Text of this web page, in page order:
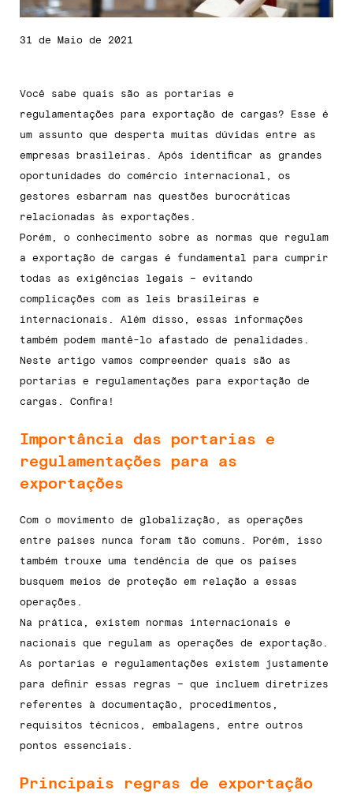
31 de Maio de 2021
Você sabe quais são as portarias e
regulamentações para exportação de cargas? Esse é
um assunto que desperta muitas dúvidas entre as
empresas brasileiras. Após identificar as grandes
oportunidades do comércio internacional, os
gestores esbarram nas questões burocráticas
relacionadas às exportações.
Porém, o conhecimento sobre as normas que regulam
a exportação de cargas é fundamental para cumprir
todas as exigências legais – evitando
complicações com as leis brasileiras e
internacionais. Além disso, essas informações
também podem mantê-lo afastado de penalidades.
Neste artigo vamos compreender quais são as
portarias e regulamentações para exportação de
cargas. Confira!
Importância das portarias e
regulamentações para as
exportações
Com o movimento de globalização, as operações
entre países nunca foram tão comuns. Porém, isso
também trouxe uma tendência de que os países
busquem meios de proteção em relação a essas
operações.
Na prática, existem normas internacionais e
nacionais que regulam as operações de exportação.
As portarias e regulamentações existem justamente
para definir essas regras – que incluem diretrizes
referentes à documentação, procedimentos,
requisitos técnicos, embalagens, entre outros
pontos essenciais.
Principais regras de exportação